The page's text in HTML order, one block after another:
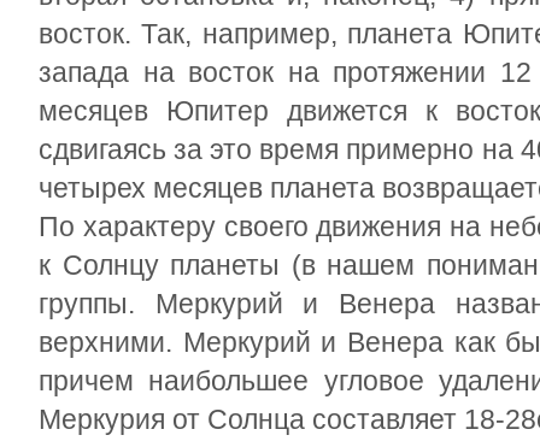
восток. Так, например, планета
запада на восток на протяжении
месяцев Юпитер движется к
сдвигаясь за это время примерно на
четырех месяцев планета
По характеру своего движения на
к Солнцу планеты (в нашем
группы. Меркурий и Венера
верхними. Меркурий и Венера как
причем наибольшее угловое
Меркурия от Солнца составляет 18-28